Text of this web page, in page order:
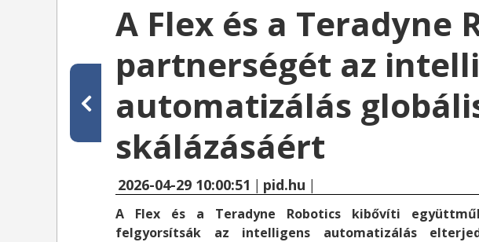
A Flex és a Teradyne
partnerségét az
automatizálás
skálázásáért
2026-04-29 10:00:51 | pid.hu |
A Flex és a Teradyne Robotics kibővíti
felgyorsítsák az intelligens automatizálás